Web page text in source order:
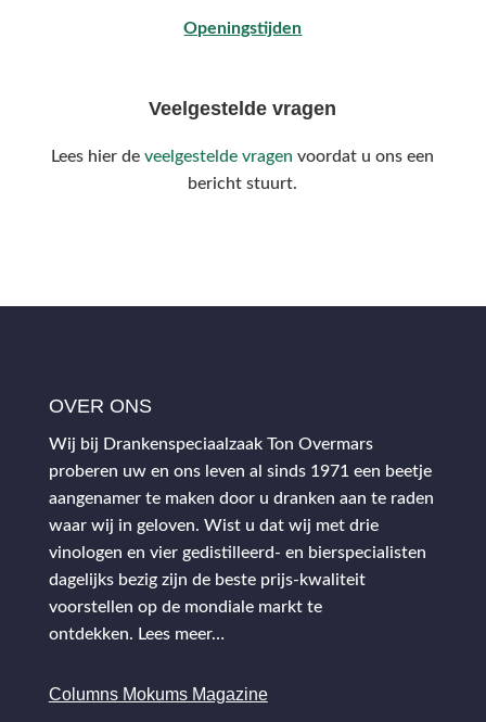
Openingstijden
Veelgestelde vragen
Lees hier deveelgestelde vragen voordat u ons een
bericht stuurt.
OVER ONS
Wij bij Drankenspeciaalzaak Ton Overmars
proberen uw en ons leven al sinds 1971 een beetje
aangenamer te maken door u dranken aan te raden
waar wij in geloven. Wist u dat wij met drie
vinologen en vier gedistilleerd- en bierspecialisten
dagelijks bezig zijn de beste prijs-kwaliteit
voorstellen op de mondiale markt te
ontdekken. Lees meer…
Columns Mokums Magazine